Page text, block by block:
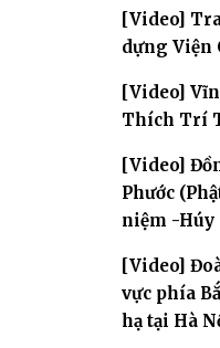
[Video]
dựng Viện
[Video]
Thích Trí
[Video]
Phước
niệm -Húy
[Video]
vực phía
hạ tại Hà